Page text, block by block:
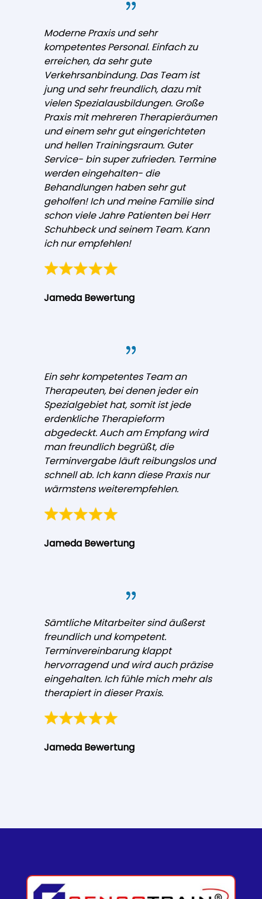
Moderne Praxis und sehr
kompetentes Personal. Einfach zu
erreichen, da sehr gute
Verkehrsanbindung. Das Team ist
jung und sehr freundlich, dazu mit
vielen Spezialausbildungen. Große
Praxis mit mehreren Therapieräumen
und einem sehr gut eingerichteten
und hellen Trainingsraum. Guter
Service- bin super zufrieden. Termine
werden eingehalten- die
Behandlungen haben sehr gut
geholfen! Ich und meine Familie sind
schon viele Jahre Patienten bei Herr
Schuhbeck und seinem Team. Kann
ich nur empfehlen!
Jameda Bewertung
Ein sehr kompetentes Team an
Therapeuten, bei denen jeder ein
Spezialgebiet hat, somit ist jede
erdenkliche Therapieform
abgedeckt. Auch am Empfang wird
man freundlich begrüßt, die
Terminvergabe läuft reibungslos und
schnell ab. Ich kann diese Praxis nur
wärmstens weiterempfehlen.
Jameda Bewertung
Sämtliche Mitarbeiter sind äußerst
freundlich und kompetent.
Terminvereinbarung klappt
hervorragend und wird auch präzise
eingehalten. Ich fühle mich mehr als
therapiert in dieser Praxis.
Jameda Bewertung